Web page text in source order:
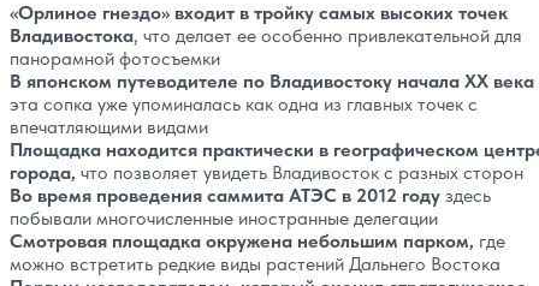
«Орлиное гнездо» входит в тройку самых высоких точек
Владивостока, что делает ее особенно привлекательной для
панорамной фотосъемки
В японском путеводителе по Владивостоку начала XX века
эта сопка уже упоминалась как одна из главных точек с
впечатляющими видами
Площадка находится практически в географическом
города, что позволяет увидеть Владивосток с разных сторон
Во время проведения саммита АТЭС в 2012 году здесь
побывали многочисленные иностранные делегации
Смотровая площадка окружена небольшим парком, где
можно встретить редкие виды растений Дальнего Востока